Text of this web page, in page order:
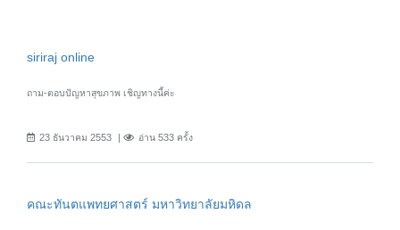
siriraj online
ถาม-ตอบปัญหาสุขภาพ เชิญทางนี้ค่ะ
23 ธันวาคม 2553 อ่าน 533 ครั้ง
คณะทันตแพทยศาสตร์ มหาวิทยาลัยมหิดล